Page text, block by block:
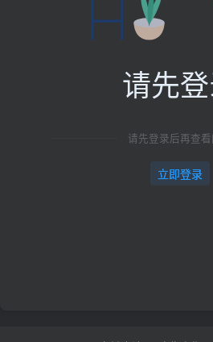
请先
请先登录后再查
立即登录